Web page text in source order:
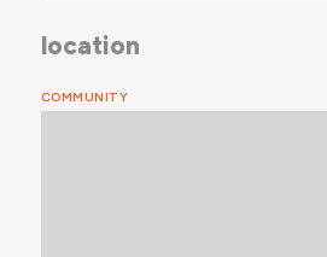
location
COMMUNITY